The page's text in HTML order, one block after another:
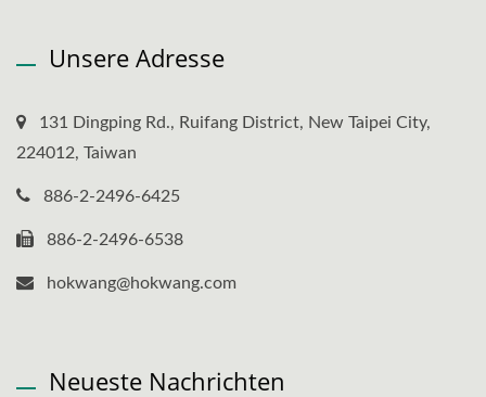
Unsere Adresse
131 Dingping Rd., Ruifang District, New Taipei City,
224012, Taiwan
886-2-2496-6425
886-2-2496-6538
hokwang@hokwang.com
Neueste Nachrichten